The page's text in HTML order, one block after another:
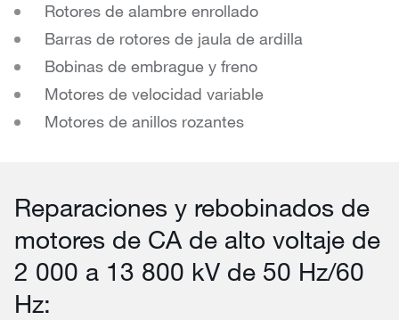
Rotores de alambre enrollado
Barras de rotores de jaula de ardilla
Bobinas de embrague y freno
Motores de velocidad variable
Motores de anillos rozantes
Reparaciones y rebobinados de
motores de CA de alto voltaje de
2 000 a 13 800 kV de 50 Hz/60
Hz: